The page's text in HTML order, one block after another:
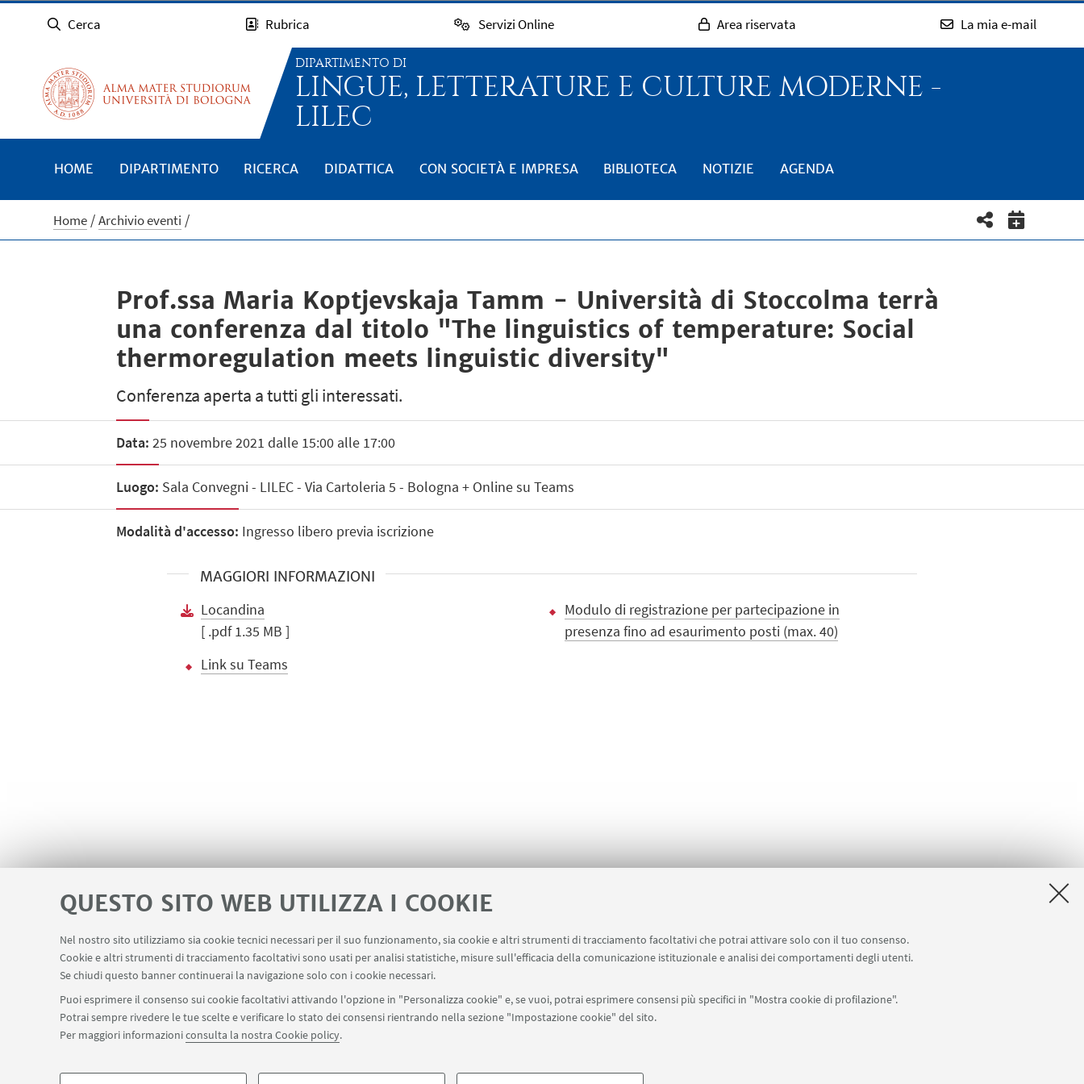
QUESTO SITO WEB UTILIZZA I COOKIE
Nel nostro sito utilizziamo sia cookie tecnici necessari per il suo funzionamento, sia cookie e altri strumenti di tracciamento facoltativi che potrai attivare solo con il tuo consenso.
Cookie e altri strumenti di tracciamento facoltativi sono usati per analisi statistiche, misure sull'efficacia della comunicazione istituzionale e analisi dei comportamenti degli utenti.
Se chiudi questo banner continuerai la navigazione solo con i cookie necessari.
Puoi esprimere il consenso sui cookie facoltativi attivando l'opzione in "Personalizza cookie" e, se vuoi, potrai esprimere consensi più specifici in "Mostra cookie di profilazione".
Potrai sempre rivedere le tue scelte e verificare lo stato dei consensi rientrando nella sezione "Impostazione cookie" del sito.
Per maggiori informazioniconsulta la nostra Cookie policy.
Cerca Rubrica Servizi Online Area riservata La mia e-mail
DIPARTIMENTO DI
LINGUE, LETTERATURE E CULTURE MODERNE -
LILEC
HOME DIPARTIMENTO RICERCA DIDATTICA CON SOCIETÀ E IMPRESA BIBLIOTECA NOTIZIE AGENDA
Home Archivio eventi
Prof.ssa Maria Koptjevskaja Tamm - Università di Stoccolma terrà
una conferenza dal titolo "The linguistics of temperature: Social
thermoregulation meets linguistic diversity"
Conferenza aperta a tutti gli interessati.
Data: 25 novembre 2021 dalle 15:00 alle 17:00
Luogo: Sala Convegni - LILEC - Via Cartoleria 5 - Bologna + Online su Teams
Modalità d'accesso: Ingresso libero previa iscrizione
MAGGIORI INFORMAZIONI
Locandina
[ .pdf 1.35 MB ]
Modulo di registrazione per partecipazione in
presenza fino ad esaurimento posti (max. 40)
Link su Teams
LINK UTILI Servizi interni Area riservata Segnala un evento Contatti
SEGUI IL DIPARTIMENTO SU: SEGUI UNIBO SU:
©Copyright 2026 - ALMA MATER STUDIORUM - Università di Bologna - Via Zamboni, 33 - 40126 Bologna - PI: 01131710376 - CF: 80007010376